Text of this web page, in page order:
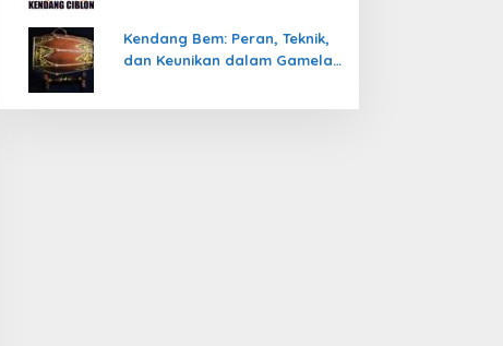
Kendang Bem: Peran, Teknik,
dan Keunikan dalam Gamelan